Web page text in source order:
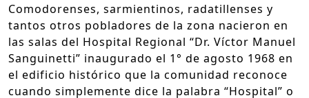
Comodorenses, sarmientinos, radatillenses y
tantos otros pobladores de la zona nacieron en
las salas del Hospital Regional “Dr. Víctor Manuel
Sanguinetti” inaugurado el 1° de agosto 1968 en
el edificio histórico que la comunidad reconoce
cuando simplemente dice la palabra “Hospital” o